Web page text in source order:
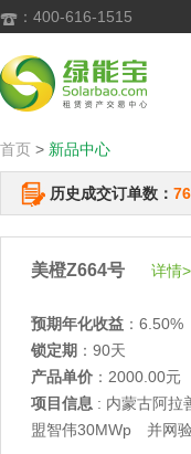
 ：400-616-1515
首页 > 新品中心
历史成交订单数：
美橙Z664号 详情>
预期年化收益 ：6.50%
锁定期 ：90天
产品单价 ：2000.00元
项目信息 : 内蒙古阿
盟智伟30MWp 并网